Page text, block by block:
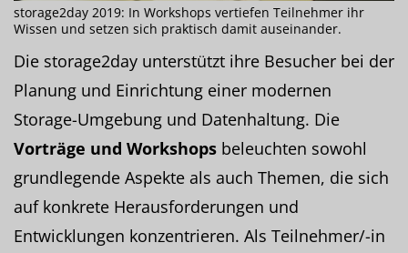
storage2day 2019: In Workshops vertiefen Teilnehmer ihr
Wissen und setzen sich praktisch damit auseinander.
Die storage2day unterstützt ihre Besucher bei der
Planung und Einrichtung einer modernen
Storage-Umgebung und Datenhaltung. Die
Vorträge und Workshops beleuchten sowohl
grundlegende Aspekte als auch Themen, die sich
auf konkrete Herausforderungen und
Entwicklungen konzentrieren. Als Teilnehmer/-in